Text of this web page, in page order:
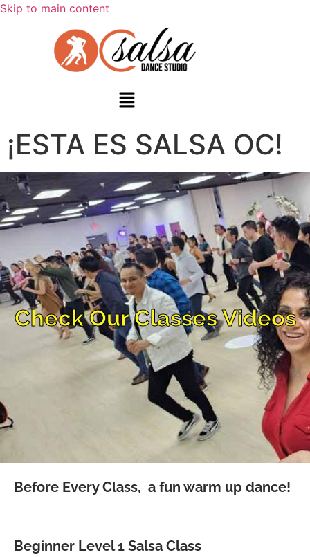
Skip to main content
¡ESTA ES SALSA OC!
Check Our Classes Videos
Before Every Class, a fun warm up dance!
Beginner Level 1 Salsa Class